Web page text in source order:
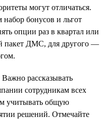
могут отличаться.
бонусов и льгот
опции раз в квартал или
пакет ДМС, для другого —
Важно рассказывать
сотрудникам всех
учитывать общую
решений. Отмечайте